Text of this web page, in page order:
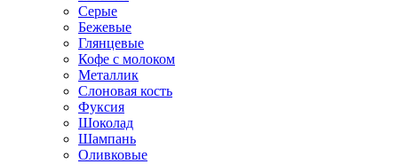
Серые
Бежевые
Глянцевые
Кофе с молоком
Металлик
Слоновая кость
Фуксия
Шоколад
Шампань
Оливковые